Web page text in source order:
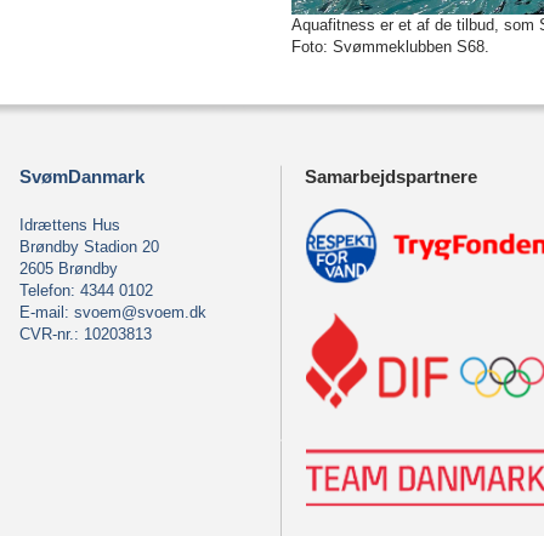
Aquafitness er et af de tilbud, som
Foto: Svømmeklubben S68.
SvømDanmark
Idrættens Hus
Brøndby Stadion 20
2605 Brøndby
Telefon: 4344 0102
E-mail: svoem@svoem.dk
CVR-nr.: 10203813
Samarbejdspartnere